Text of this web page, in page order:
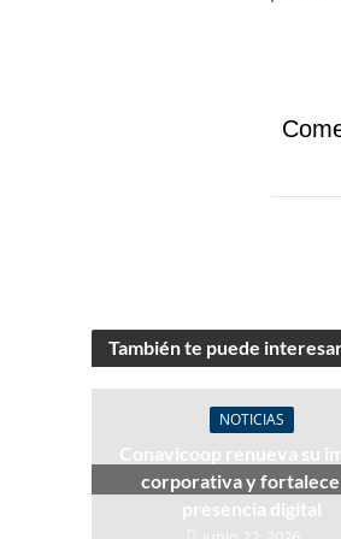
También te puede
NOTICIAS
Conavicoop renueva su
corporativa y fortalece
presencia digital